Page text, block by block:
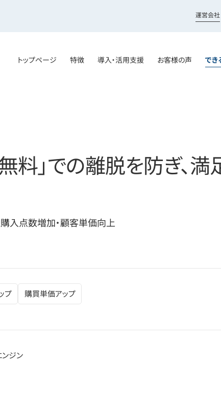
運営会社
トップページ 特徴 導入・活用支援 お客様の声 でき
料」での離脱を防ぎ、
購入点数増加・顧客単価向上
プ 購買単価アップ
ンジン